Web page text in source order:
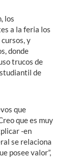
los
a la feria los
y
donde
trucos de
de
que
que es muy
-en
se relaciona
posee valor”,